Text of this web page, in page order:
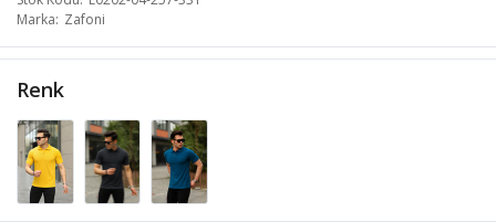
Marka Zafoni
Renk